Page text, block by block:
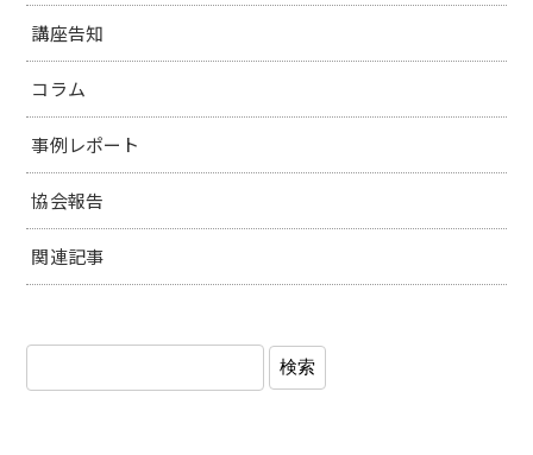
講座告知
コラム
事例レポート
協会報告
関連記事